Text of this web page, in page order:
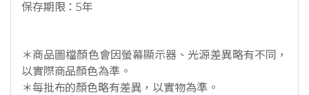
保存期限：5年
＊商品圖檔顏色會因螢幕顯示器、光源差異略有不同，
以實際商品顏色為準。
＊每批布的顏色略有差異，以實物為準。